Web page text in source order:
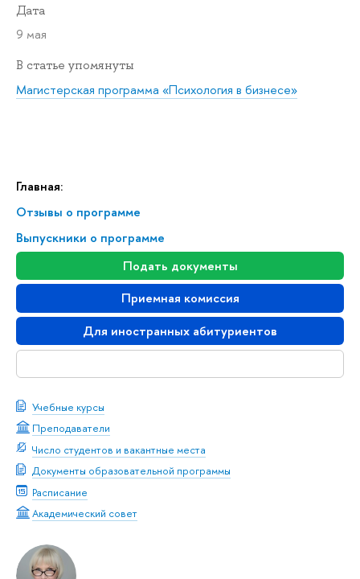
Главная:
Отзывы о программе
Выпускники о программе
Подать документы
Приемная комиссия
Для иностранных абитуриентов
Учебные курсы
Преподаватели
Число студентов и вакантные места
Документы образовательной программы
Расписание
Академический совет
Дата
9 мая
В статье упомянуты
Магистерская программа «Психология в бизнесе»